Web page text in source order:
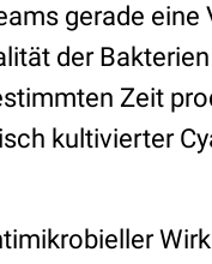
gerade
der
Zeit
kultivierter